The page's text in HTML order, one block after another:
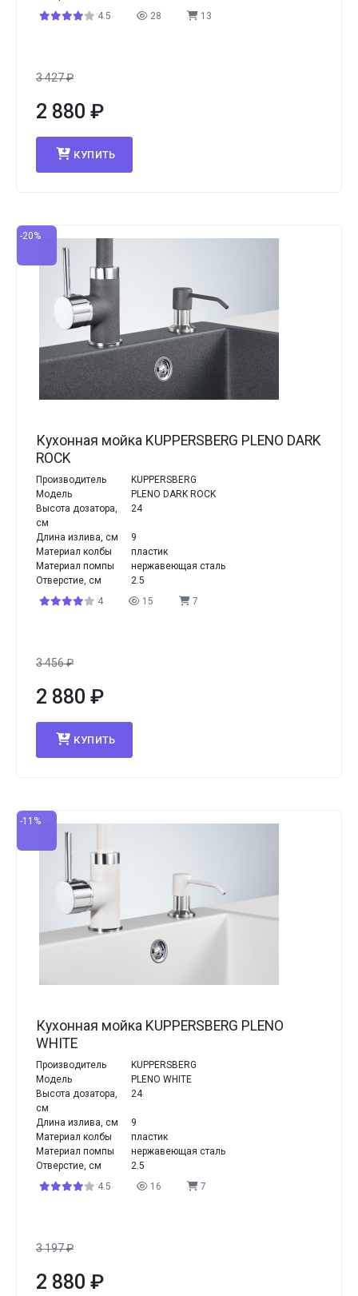
4.5
28 13
3 427₽
2 880 ₽
КУПИТЬ
-20%
Кухонная мойка KUPPERSBERG PLENO DARK
ROCK
Производитель
KUPPERSBERG
Модель
PLENO DARK ROCK
Высота дозатора,
см
24
Длина излива, см
9
Материал колбы
пластик
Материал помпы
нержавеющая сталь
Отверстие, см
2.5
4
15 7
3 456₽
2 880 ₽
КУПИТЬ
-11%
Кухонная мойка KUPPERSBERG PLENO
WHITE
Производитель
KUPPERSBERG
Модель
PLENO WHITE
Высота дозатора,
см
24
Длина излива, см
9
Материал колбы
пластик
Материал помпы
нержавеющая сталь
Отверстие, см
2.5
4.5
16 7
3 197₽
2 880 ₽